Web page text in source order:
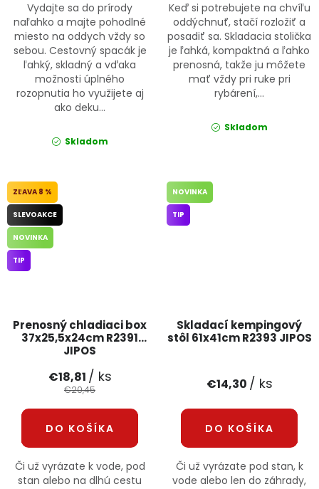
Vydajte sa do prírody
naľahko a majte pohodlné
miesto na oddych vždy so
sebou. Cestovný spacák je
ľahký, skladný a vďaka
možnosti úplného
rozopnutia ho využijete aj
ako deku...
Skladom
Keď si potrebujete na chvíľu
oddýchnuť, stačí rozložiť a
posadiť sa. Skladacia stolička
je ľahká, kompaktná a ľahko
prenosná, takže ju môžete
mať vždy pri ruke pri
rybárení,...
Skladom
Prenosný chladiaci box
37x25,5x24cm R2391
JIPOS
8 %
SLEVOAKCE
NOVINKA
TIP
€18,81 / ks
€20,45
DO KOŠÍKA
Či už vyrázate k vode, pod
stan alebo na dlhú cestu
Skladací kempingový
stôl 61x41cm R2393 JIPOS
NOVINKA
TIP
€14,30 / ks
DO KOŠÍKA
Či už vyrázate pod stan, k
vode alebo len do záhrady,